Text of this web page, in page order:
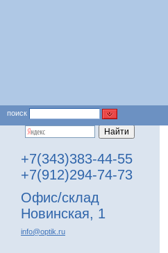
поиск
+7(343)383-44-55
+7(912)294-74-73
Офис/склад
Новинская, 1
info@optik.ru